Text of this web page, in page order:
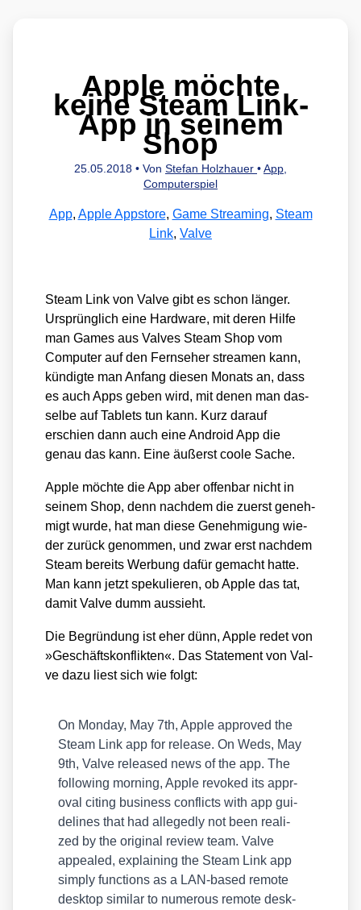
Apple möchte
keine Steam Link-
App in seinem
Shop
25.05.2018 • Von Stefan Holzhauer • App,
Computerspiel
App, Apple Appstore, Game Streaming, Steam
Link, Valve
Steam Link von Val­ve gibt es schon län­ger.
Ursprüng­lich eine Hard­ware, mit deren Hil­fe
man Games aus Val­ves Steam Shop vom
Com­pu­ter auf den Fern­se­her strea­men kann,
kün­dig­te man Anfang die­sen Monats an, dass
es auch Apps geben wird, mit denen man das­
sel­be auf Tablets tun kann. Kurz dar­auf
erschien dann auch eine Android App die
genau das kann. Eine äußerst coo­le Sache.
Apple möch­te die App aber offen­bar nicht in
sei­nem Shop, denn nach­dem die zuerst geneh­
migt wur­de, hat man die­se Geneh­mi­gung wie­
der zurück genom­men, und zwar erst nach­dem
Steam bereits Wer­bung dafür gemacht hat­te.
Man kann jetzt spe­ku­lie­ren, ob Apple das tat,
damit Val­ve dumm aus­sieht.
Die Begrün­dung ist eher dünn, Apple redet von
»Geschäfts­kon­flik­ten«. Das State­ment von Val­
ve dazu liest sich wie folgt:
On Mon­day, May 7th, Apple appro­ved the
Steam Link app for release. On Weds, May
9th, Val­ve released news of the app. The
fol­lo­wing mor­ning, Apple revo­ked its appr­
oval citing busi­ness con­flicts with app gui­
de­lines that had alle­gedly not been rea­li­
zed by the ori­gi­nal review team. Val­ve
appea­led, explai­ning the Steam Link app
sim­ply func­tions as a LAN-based remo­te
desk­top simi­lar to num­e­rous remo­te desk­